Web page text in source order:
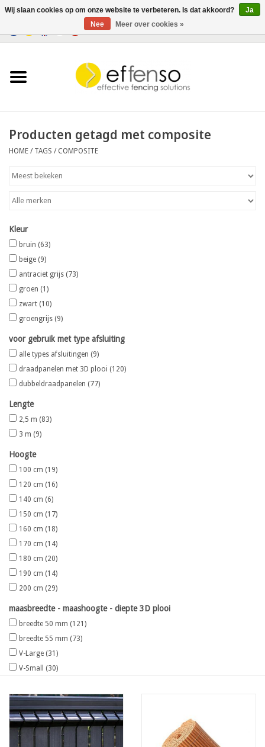
Outlet
Documenten
Kaart
Contact
Blog
Producten getagd met composite
HOME / TAGS / COMPOSITE
Kleur
bruin (63)
beige (9)
antraciet grijs (73)
groen (1)
zwart (10)
groengrijs (9)
voor gebruik met type afsluiting
alle types afsluitingen (9)
draadpanelen met 3D plooi (120)
dubbeldraadpanelen (77)
Lengte
2,5 m (83)
3 m (9)
Hoogte
100 cm (19)
120 cm (16)
140 cm (6)
150 cm (17)
160 cm (18)
170 cm (14)
180 cm (20)
190 cm (14)
200 cm (29)
maasbreedte - maashoogte - diepte 3D plooi
breedte 50 mm (121)
breedte 55 mm (73)
V-Large (31)
V-Small (30)
Wij slaan cookies op om onze website te verbeteren. Is dat akkoord?
Ja
Nee
Meer over cookies »